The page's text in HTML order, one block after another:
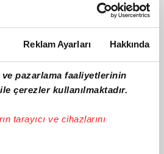
Reklam Ayarları Hakkında
pazarlama faaliyetlerinin
çerezler kullanılmaktadır.
tarayıcı ve cihazlarını